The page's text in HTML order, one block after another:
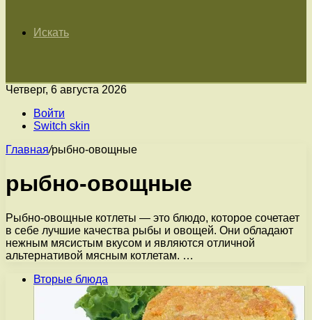
Искать
Четверг, 6 августа 2026
Войти
Switch skin
Главная/рыбно-овощные
рыбно-овощные
Рыбно-овощные котлеты — это блюдо, которое сочетает
в себе лучшие качества рыбы и овощей. Они обладают
нежным мясистым вкусом и являются отличной
альтернативой мясным котлетам. …
Вторые блюда